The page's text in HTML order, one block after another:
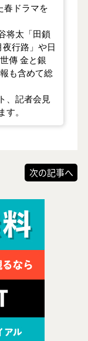
春ドラマを
将太「田鎖
行路」や日
傳 金と銀
も含めて総
、記者会見
。
次の記事へ